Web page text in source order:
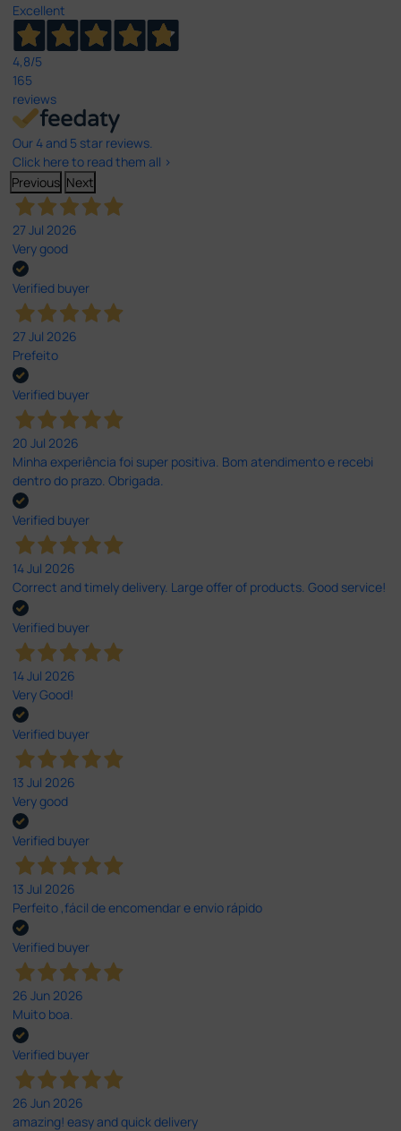
Excellent
4,8/5
165
reviews
Our 4 and 5 star reviews.
Click here to read them all >
Previous Next
27 Jul 2026
Very good
Verified buyer
27 Jul 2026
Prefeito
Verified buyer
20 Jul 2026
Minha experiência foi super positiva. Bom atendimento e recebi
dentro do prazo. Obrigada.
Verified buyer
14 Jul 2026
Correct and timely delivery. Large offer of products. Good service!
Verified buyer
14 Jul 2026
Very Good!
Verified buyer
13 Jul 2026
Very good
Verified buyer
13 Jul 2026
Perfeito ,fácil de encomendar e envio rápido
Verified buyer
26 Jun 2026
Muito boa.
Verified buyer
26 Jun 2026
amazing! easy and quick delivery